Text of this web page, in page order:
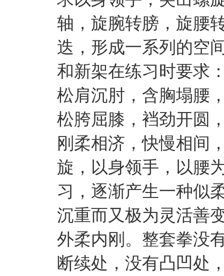
轴，旋腕转膀，旋腰
迭，形成一系列的空
和新架在练习时要求
松肩沉肘，含胸塌腰
松胯屈膝，裆劲开圆
刚柔相济，快慢相间
旋，以身领手，以腰
习，逐渐产生一种似
沉重而又极为灵活善
外柔内刚。整套拳没
断续处，没有凸凹处